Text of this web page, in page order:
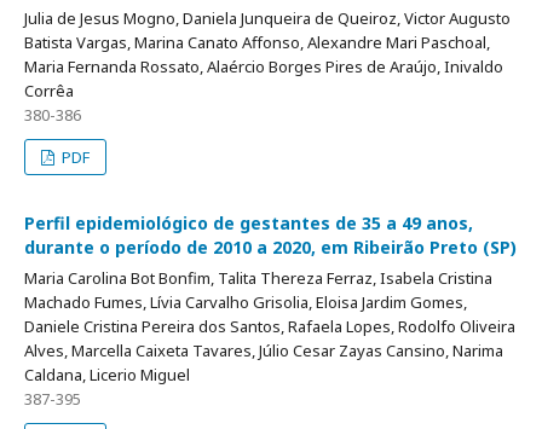
Julia de Jesus Mogno, Daniela Junqueira de Queiroz, Victor Augusto
Batista Vargas, Marina Canato Affonso, Alexandre Mari Paschoal,
Maria Fernanda Rossato, Alaércio Borges Pires de Araújo, Inivaldo
Corrêa
380-386
PDF
Perfil epidemiológico de gestantes de 35 a 49 anos,
durante o período de 2010 a 2020, em Ribeirão Preto (SP)
Maria Carolina Bot Bonfim, Talita Thereza Ferraz, Isabela Cristina
Machado Fumes, Lívia Carvalho Grisolia, Eloisa Jardim Gomes,
Daniele Cristina Pereira dos Santos, Rafaela Lopes, Rodolfo Oliveira
Alves, Marcella Caixeta Tavares, Júlio Cesar Zayas Cansino, Narima
Caldana, Licerio Miguel
387-395